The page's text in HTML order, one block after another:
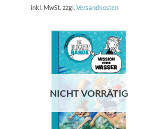
inkl. MwSt. zzgl. Versandkosten
NICHT VORRÄTIG